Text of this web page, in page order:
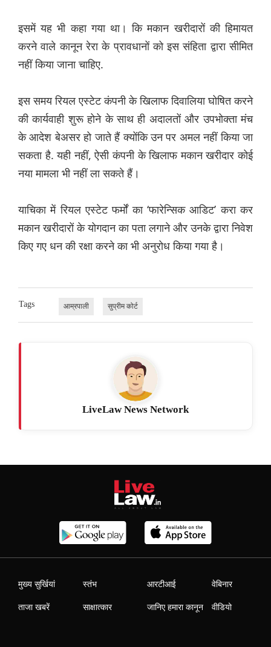
इसमें यह भी कहा गया था। कि मकान खरीदारों की हिमायत
करने वाले कानून रेरा के प्रावधानों को इस संहिता द्वारा सीमित
नहीं किया जाना चाहिए.
इस समय रियल एस्टेट कंपनी के खिलाफ दिवालिया घोषित करने
की कार्यवाही शुरू होने के साथ ही अदालतों और उपभोक्ता मंच
के आदेश बेअसर हो जाते हैं क्योंकि उन पर अमल नहीं किया जा
सकता है. यही नहीं, ऐसी कंपनी के खिलाफ मकान खरीदार कोई
नया मामला भी नहीं ला सकते हैं।
याचिका में रियल एस्टेट फर्मों का ‘फारेन्सिक आडिट’ करा कर
मकान खरीदारों के योगदान का पता लगाने और उनके द्वारा निवेश
किए गए धन की रक्षा करने का भी अनुरोध किया गया है।
Tags आम्रपाली सुप्रीम कोर्ट
LiveLaw News Network
मुख्य सुर्खियां
ताजा खबरें
स्तंभ
साक्षात्कार
आरटीआई
जानिए हमारा कानून
वेबिनार
वीडियो